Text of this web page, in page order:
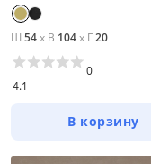
Ш 54x В 104x Г20
4.1
0
В корзину